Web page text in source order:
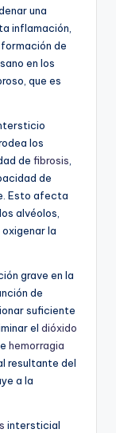
una
inflamación,
de
en los
que es
los
de fibrosis
de
Esto afecta
alvéolos,
oxigenar la
grave en la
de
suficiente
el dióxido
hemorragia
resultante del
a la
intersticial